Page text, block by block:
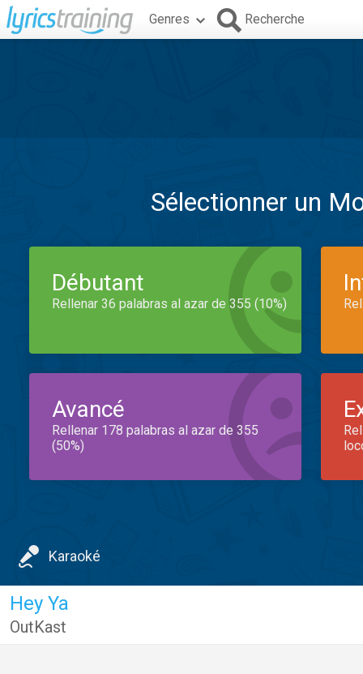
Genres Recherche
Sélectionner un
Débutant
Rellenar 36 palabras al azar de 355 (10%)
Avancé
Rellenar 178 palabras al azar de 355
(50%)
Karaoké
Hey Ya
OutKast